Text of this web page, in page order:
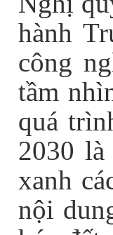
hành
công
tầm
quá
2030
xanh
nội